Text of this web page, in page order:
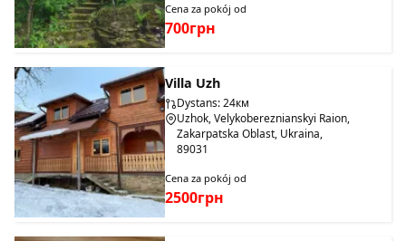
Cena za pokój od
700грн
Villa Uzh
Dystans: 24км
Uzhok, Velykobereznianskyi Raion,
Zakarpatska Oblast, Ukraina,
89031
Cena za pokój od
2500грн